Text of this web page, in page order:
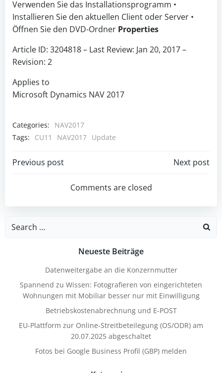
Verwenden Sie das Installationsprogramm •
Installieren Sie den aktuellen Client oder Server •
Öffnen Sie den DVD-Ordner Properties
Article ID: 3204818 – Last Review: Jan 20, 2017 –
Revision: 2
Applies to
Microsoft Dynamics NAV 2017
Categories:
NAV2017
Tags:
CU11 NAV2017 Update
Post
navigation
Previous post
navigation
Next post
Comments are closed
Search
Neueste Beiträge
Datenweitergabe an die Konzernmutter
Spannend zu Wissen: Fotografieren von eingerichteten
Wohnungen mit Mobiliar besser nur mit Einwilligung
Betriebskostenabrechnung und E-POST
EU-Plattform zur Online-Streitbeteilegung (OS/ODR) am
20.07.2025 abgeschaltet
Fotos bei Google Business Profil (GBP) melden